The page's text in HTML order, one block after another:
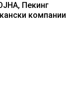
Пекинг
компании